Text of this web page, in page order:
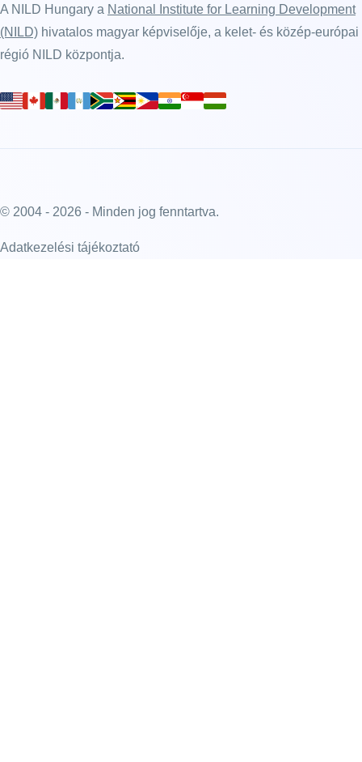
A NILD Hungary a National Institute for Learning Development
(NILD) hivatalos magyar képviselője, a kelet- és közép-európai
régió NILD központja.
© 2004 - 2026 - Minden jog fenntartva.
Adatkezelési tájékoztató